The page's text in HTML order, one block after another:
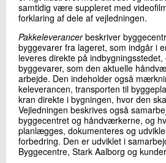
samtidig være suppleret med
forklaring af dele af vejledningen.
Pakkeleverancerbeskriver
byggevarer fra lageret, som indgår i
leveres direkte på
byggevarer, som den aktuelle
arbejde. Den indeholder også
keleverancen, transporten til
kran direkte i bygningen, hvor den
Vejledningen beskrives også
byggecentret og håndværkerne, og
planlægges, dokumenteres og
forbedring. Den er udviklet i
Byggecentre, Stark Aalborg og